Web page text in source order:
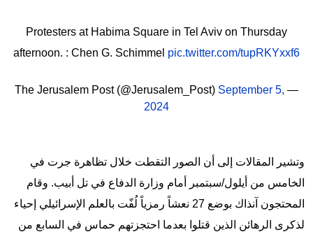
Protesters at Habima Square in Tel Aviv on Thursday
afternoon. : Chen G. Schimmel pic.twitter.com/tupRKYxxf6
— The Jerusalem Post (@Jerusalem_Post)
September 5,
2024
وتشير المقالات إلى أن الصور التقطت خلال تظاهرة جرت في
الخامس من أيلول/سبتمبر أمام وزارة الدفاع في تل أبيب. وقام
المحتجون آنذاك بوضع 27 نعشاً رمزياً لُفّت بالعلم الإسرائيلي إحياء
لذكرى الرهائن الذين قتلوا بعدما احتجزتهم حماس في السابع من